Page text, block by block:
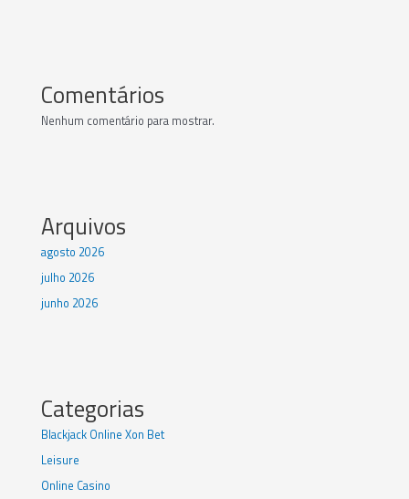
Comentários
Nenhum comentário para mostrar.
Arquivos
agosto 2026
julho 2026
junho 2026
Categorias
Blackjack Online Xon Bet
Leisure
Online Casino